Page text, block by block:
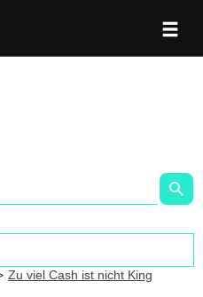
Zu viel Cash ist nicht King